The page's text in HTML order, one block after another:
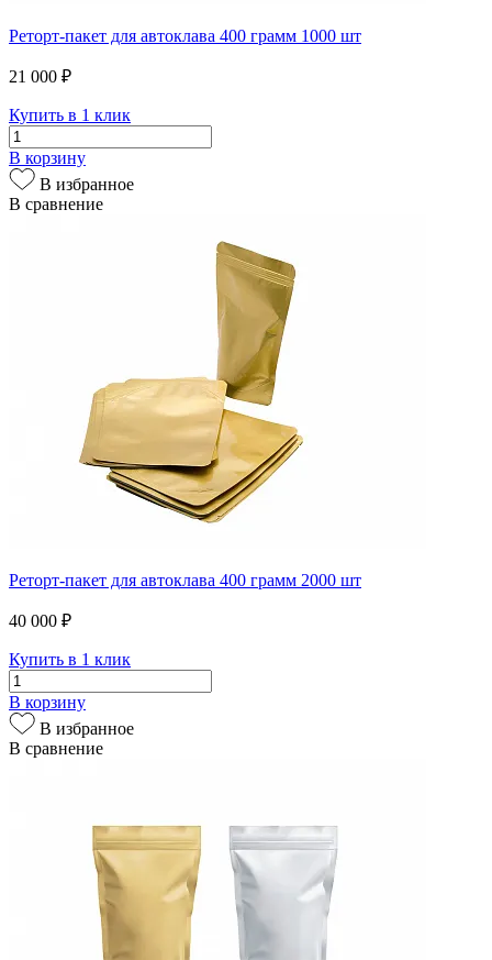
Реторт-пакет для автоклава 400 грамм 1000 шт
21 000 ₽
Купить в 1 клик
В корзину
В избранное
В сравнение
Реторт-пакет для автоклава 400 грамм 2000 шт
40 000 ₽
Купить в 1 клик
В корзину
В избранное
В сравнение